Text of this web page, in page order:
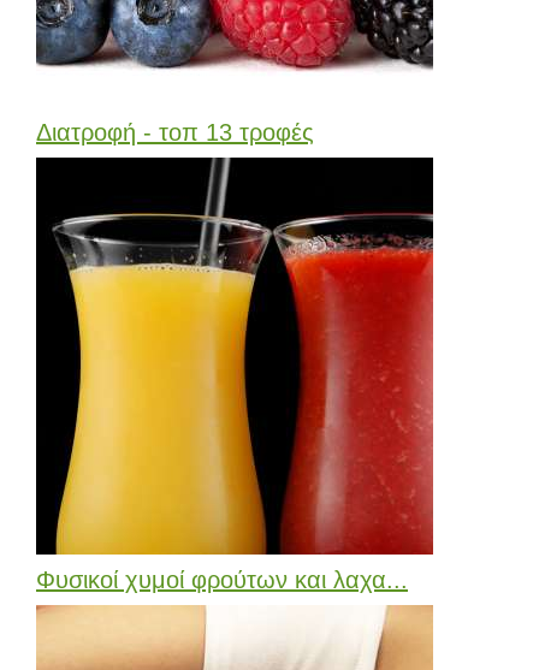
Διατροφή - τοπ 13 τροφές
Φυσικοί χυμοί φρούτων και λαχα...